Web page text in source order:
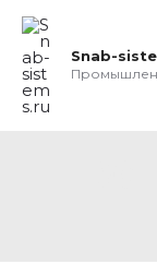
Перейти
содержимому
Snab-
Search...